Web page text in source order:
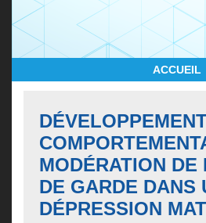
ACCUEIL
MODÉRATION
DE GARDE DANS
DÉPRESSION